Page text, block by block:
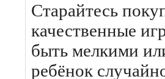
Старайтесь
качественные
быть мелкими
ребёнок